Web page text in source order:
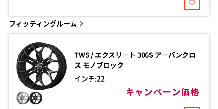
フィッティングルーム
TWS / エクスリート 306S アーバンクロ
ス モノブロック
インチ:22
キャンペーン価格